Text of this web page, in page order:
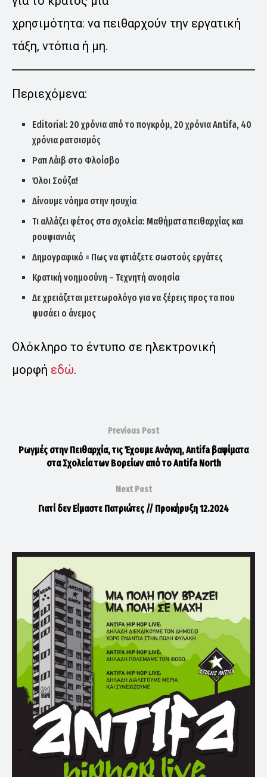
χρησιμότητα: να πειθαρχούν την εργατική
τάξη, ντόπια ή μη.
Περιεχόμενα:
Editorial: 20 χρόνια από το πογκρόμ, 20 χρόνια Antifa, 40
χρόνια ρατσισμός
Ραπ Λάιβ στο Φλοίσβο
Όλοι Σούζα!
Δίνουμε νόημα στην ησυχία
Τι αλλάζει φέτος στα σχολεία: Μαθήματα πειθαρχίας και
ρουφιανιάς
Δημογραφικό = Πως να φτιάξετε σωστούς εργάτες
Κρατική νοημοσύνη – Τεχνητή ανοησία
Δε χρειάζεται μετεωρολόγο για να ξέρεις προς τα που
φυσάει ο άνεμος
Oλόκληρο το έντυπο σε ηλεκτρονική
μορφή εδώ.
Previous Post
Ρωγμές στην Πειθαρχία, τις Έχουμε Ανάγκη, Antifa βαψίματα
στα Σχολεία των Βορείων από το Antifa North
Next Post
Γιατί δεν Είμαστε Πατριώτες // Προκήρυξη 12.2024